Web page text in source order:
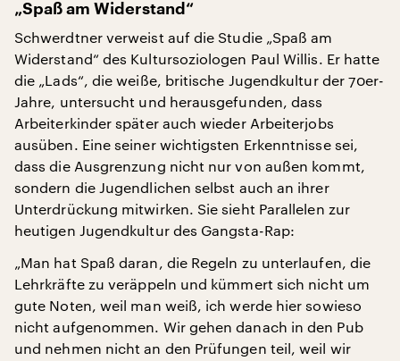
„Spaß am Widerstand“
Schwerdtner verweist auf die Studie „Spaß am
Widerstand“ des Kultursoziologen Paul Willis. Er hatte
die „Lads“, die weiße, britische Jugendkultur der 70er-
Jahre, untersucht und herausgefunden, dass
Arbeiterkinder später auch wieder Arbeiterjobs
ausüben. Eine seiner wichtigsten Erkenntnisse sei,
dass die Ausgrenzung nicht nur von außen kommt,
sondern die Jugendlichen selbst auch an ihrer
Unterdrückung mitwirken. Sie sieht Parallelen zur
heutigen Jugendkultur des Gangsta-Rap:
„Man hat Spaß daran, die Regeln zu unterlaufen, die
Lehrkräfte zu veräppeln und kümmert sich nicht um
gute Noten, weil man weiß, ich werde hier sowieso
nicht aufgenommen. Wir gehen danach in den Pub
und nehmen nicht an den Prüfungen teil, weil wir